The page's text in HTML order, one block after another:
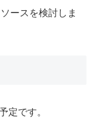
ースを検討しま
定です。